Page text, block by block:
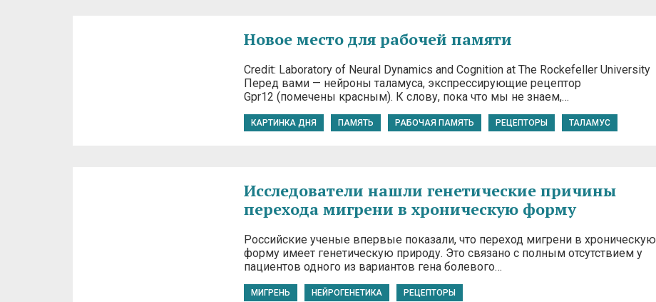
Новое место для рабочей памяти
Credit: Laboratory of Neural Dynamics and Cognition at The Rockefeller University
Перед вами — нейроны таламуса, экспрессирующие рецептор
Gpr12 (помечены красным). К слову, пока что мы не знаем,…
КАРТИНКА ДНЯ ПАМЯТЬ РАБОЧАЯ ПАМЯТЬ РЕЦЕПТОРЫ ТАЛАМУС
Исследователи нашли генетические причины
перехода мигрени в хроническую форму
Российские ученые впервые показали, что переход мигрени в хроническую
форму имеет генетическую природу. Это связано с полным отсутствием у
пациентов одного из вариантов гена болевого…
МИГРЕНЬ НЕЙРОГЕНЕТИКА РЕЦЕПТОРЫ